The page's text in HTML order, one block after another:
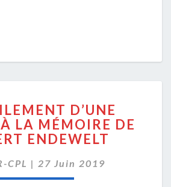
D’UNE
PLAQUE
À
MÉMOIRE
DE
D’UNE
LA MÉMOIRE DE
ENDEWELT
CPL | 27 Juin 2019